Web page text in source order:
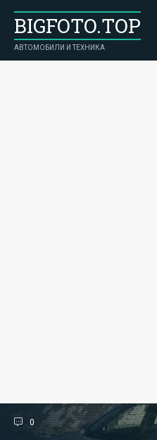
BIGFOTO.TOP
АВТОМОБИЛИ И ТЕХНИКА
0